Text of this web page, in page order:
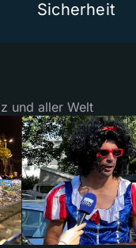
Sicherheit
und aller Welt